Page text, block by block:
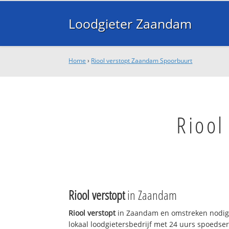
Loodgieter Zaandam
Home › Riool verstopt Zaandam Spoorbuurt
Riool verstoptin Zaandam
Riool verstoptin Zaandam en omstreken
lokaal loodgietersbedrijf met 24 uurs